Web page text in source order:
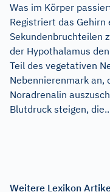
Was im Körper
Registriert das Gehirn
Sekundenbruchteilen
der Hypothalamus
Teil des vegetativen
Nebennierenmark an,
Noradrenalin
Blutdruck steigen,
Weitere Lexikon